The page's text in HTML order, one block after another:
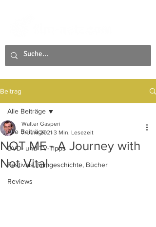
Beitrag
Alle Beiträge
DVD- und TV-Tipps
Festivals, Filmgeschichte, Bücher
Reviews
Alle Beiträge
NOT ME - A Journey with
Not Vital
Walter Gasperi
7. Juni 2021 3 Min. Lesezeit